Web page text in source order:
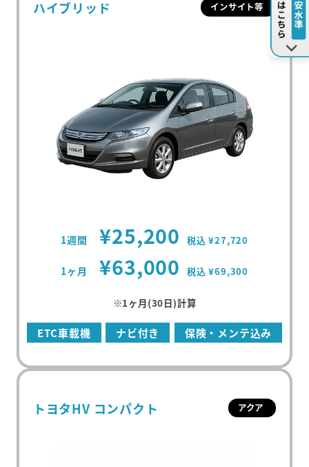
ハイブリッド インサイト等
1週間 ¥25,200 税込 ¥27,720
1ヶ月 ¥63,000 税込 ¥69,300
※1ヶ月(30日)計算
ETC車載機 ナビ付き 保険・メンテ込み
トヨタHV コンパクト アクア